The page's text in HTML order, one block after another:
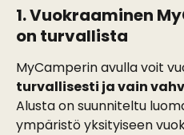
1. Vuokraaminen
on turvallista
MyCamperin avulla voit
turvallisesti ja vain
Alusta on suunniteltu
ympäristö yksityiseen